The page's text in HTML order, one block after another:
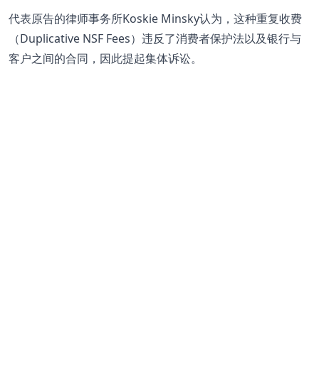
代表原告的律师事务所Koskie Minsky认为，这种重复收费
（Duplicative NSF Fees）违反了消费者保护法以及银行与
客户之间的合同，因此提起集体诉讼。